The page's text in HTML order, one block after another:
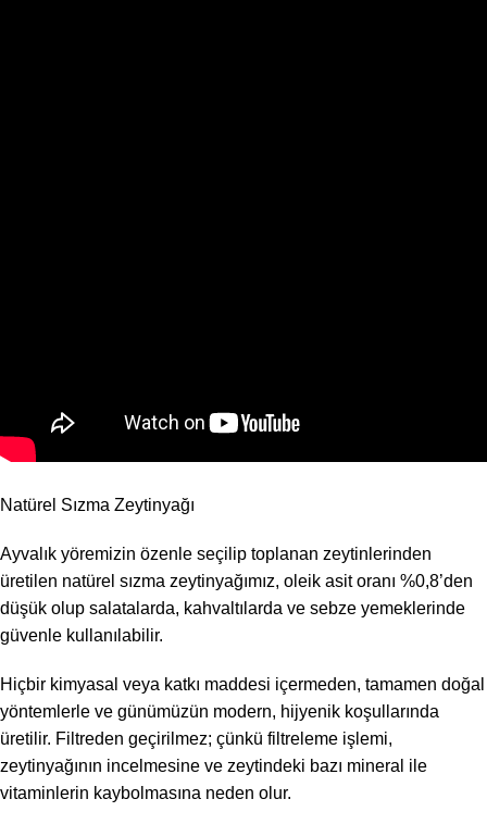
Natürel Sızma Zeytinyağı
Ayvalık yöremizin özenle seçilip toplanan zeytinlerinden
üretilen natürel sızma zeytinyağımız, oleik asit oranı %0,8’den
düşük olup salatalarda, kahvaltılarda ve sebze yemeklerinde
güvenle kullanılabilir.
Hiçbir kimyasal veya katkı maddesi içermeden, tamamen doğal
yöntemlerle ve günümüzün modern, hijyenik koşullarında
üretilir. Filtreden geçirilmez; çünkü filtreleme işlemi,
zeytinyağının incelmesine ve zeytindeki bazı mineral ile
vitaminlerin kaybolmasına neden olur.